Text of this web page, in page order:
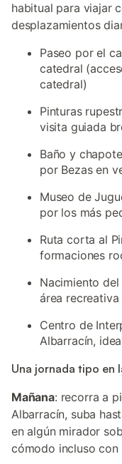
habitual para viajar
desplazamientos
Paseo por el
catedral
catedral)
Pinturas
visita guiada
Baño y
por Bezas en
Museo de
por los más
Ruta corta al
formaciones
Nacimiento
área
Centro de
Albarracín,
Una jornada tipo en
Mañana: recorra a
Albarracín, suba
en algún mirador
cómodo incluso con